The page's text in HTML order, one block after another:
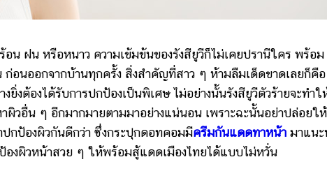
น หรือหนาว ความเข้มข้นของรังสียูวีก็ไม่เคยปรานีใคร พร้อม
อนออกจากบ้านทุกครั้ง สิ่งสำคัญที่สาว ๆ ห้ามลืมเด็ดขาดเลยก็คือ
ยิ่งต้องได้รับการปกป้องเป็นพิเศษ ไม่อย่างนั้นรังสียูวีตัวร้ายจะทำใ
วอื่น ๆ อีกมากมายตามมาอย่างแน่นอน เพราะฉะนั้นอย่าปล่อยให้
กป้องผิวกันดีกว่า ซึ่งกระปุกดอทคอมมีครีมกันแดดทาหน้า มาแนะ
องผิวหน้าสวย ๆ ให้พร้อมสู้แดดเมืองไทยได้แบบไม่หวั่น